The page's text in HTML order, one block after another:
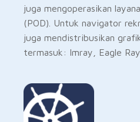
juga mengoperasikan
(POD). Untuk navigator
juga mendistribusikan
termasuk: Imray, Eagle